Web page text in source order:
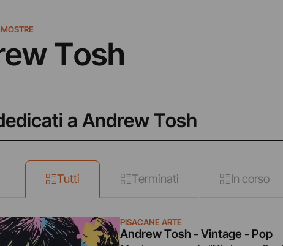
Tosh
a Andrew Tosh
Tutti Terminati In corso
PISACANE ARTE
Andrew Tosh - Vintage - Pop